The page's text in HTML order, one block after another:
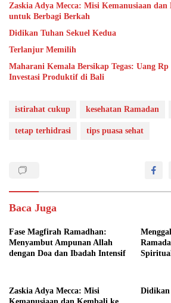
Zaskia Adya Mecca: Misi Kemanusiaan
untuk Berbagi Berkah
Didikan Tuhan Sekuel Kedua
Terlanjur Memilih
Maharani Kemala Bersikap Tegas: Uang
Investasi Produktif di Bali
istirahat cukup kesehatan Ramadan
tetap terhidrasi tips puasa sehat
Baca Juga
Fase Magfirah Ramadhan:
Menyambut Ampunan Allah
dengan Doa dan Ibadah Intensif
Zaskia Adya Mecca: Misi
Didikan